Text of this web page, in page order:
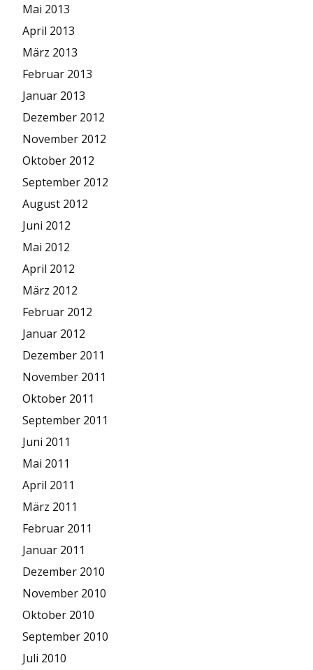
Mai 2013
April 2013
März 2013
Februar 2013
Januar 2013
Dezember 2012
November 2012
Oktober 2012
September 2012
August 2012
Juni 2012
Mai 2012
April 2012
März 2012
Februar 2012
Januar 2012
Dezember 2011
November 2011
Oktober 2011
September 2011
Juni 2011
Mai 2011
April 2011
März 2011
Februar 2011
Januar 2011
Dezember 2010
November 2010
Oktober 2010
September 2010
Juli 2010